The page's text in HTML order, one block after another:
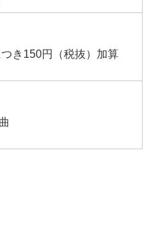
き150円（税抜）加算